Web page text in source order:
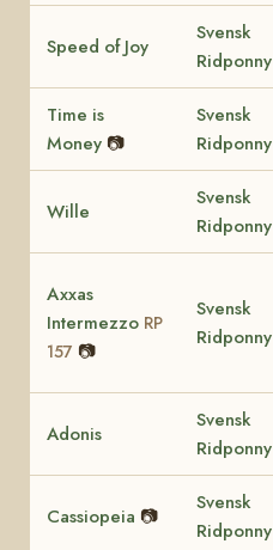
Speed of Joy
Svensk
Ridponny
Time is
Money 📷
Svensk
Ridponny
Wille
Svensk
Ridponny
Axxas
Intermezzo RP
157 📷
Svensk
Ridponny
Adonis
Svensk
Ridponny
Cassiopeia 📷
Svensk
Ridponny